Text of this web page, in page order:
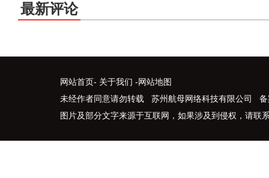
最新评论
网站首页- 关于我们 -网站地图
未经作者同意请勿转载 苏州航母网络科技有限公司 备
图片及部分文字来源于互联网，如果涉及到侵权，请联